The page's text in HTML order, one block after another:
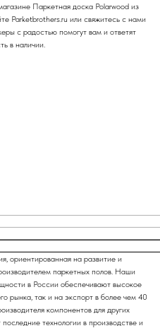
Паркетная доска Polarwood из
Parketbrothers.ru или свяжитесь с нами
с радостью помогут вам и ответят
в наличии.
ориентированная на развитие и
паркетных полов. Наши
в России обеспечивают высокое
рынка, так и на экспорт в более чем 40
компонентов для других
технологии в производстве и